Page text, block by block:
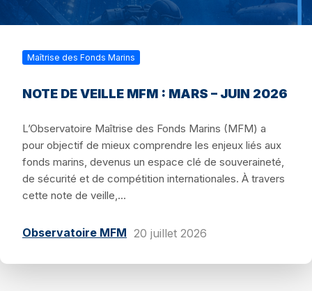
Maîtrise des Fonds Marins
NOTE DE VEILLE MFM : MARS – JUIN 2026
L’Observatoire Maîtrise des Fonds Marins (MFM) a
pour objectif de mieux comprendre les enjeux liés aux
fonds marins, devenus un espace clé de souveraineté,
de sécurité et de compétition internationales. À travers
cette note de veille,...
Observatoire MFM 20 juillet 2026